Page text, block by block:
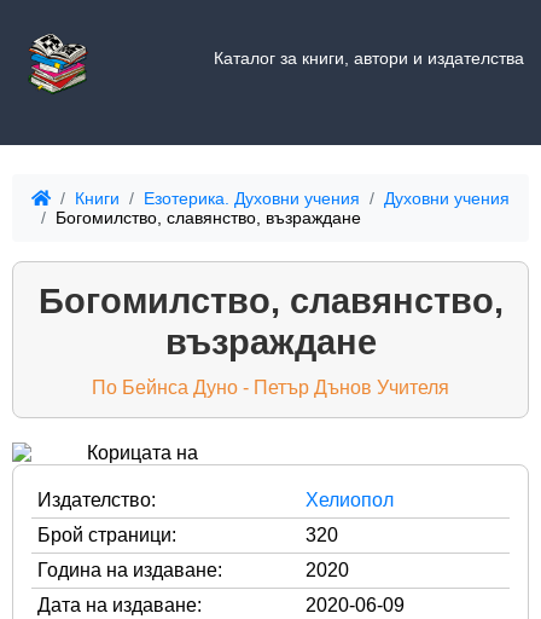
Каталог за книги, автори и издателства
Книги Езотерика. Духовни учения
Духовни учения
Богомилство, славянство, възраждане
Богомилство, славянство,
възраждане
По Бейнса Дуно - Петър Дънов Учителя
Издателство:
Хелиопол
Брой страници:
320
Година на издаване:
2020
Дата на издаване:
2020-06-09